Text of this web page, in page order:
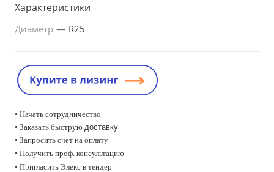
Характеристики
Диаметр — R25
• Начать сотрудничество
• Заказать быструю доставку
• Запросить счет на оплату
• Получить проф. консультацию
• Пригласить Элекс в тендер